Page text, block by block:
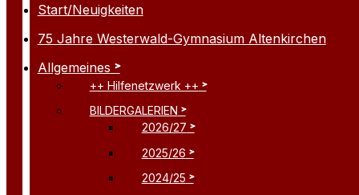
Start/Neuigkeiten
75 Jahre Westerwald-Gymnasium Altenkirchen
Allgemeines
++ Hilfenetzwerk ++
BILDERGALERIEN
2026/27
2025/26
2024/25